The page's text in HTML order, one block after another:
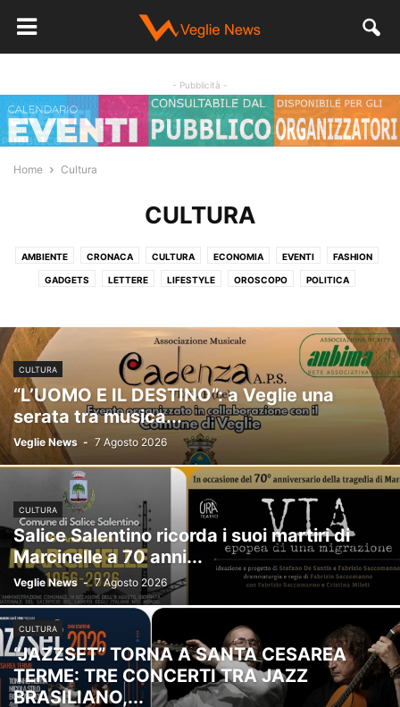
- Pubblicità -
Home Cultura
CULTURA
AMBIENTE CRONACA CULTURA ECONOMIA EVENTI FASHION
GADGETS LETTERE LIFESTYLE OROSCOPO POLITICA
CULTURA
“L’UOMO E IL DESTINO”: a Veglie una
serata tra musica...
Veglie News - 7 Agosto 2026
CULTURA
Salice Salentino ricorda i suoi martiri di
Marcinelle a 70 anni...
Veglie News - 7 Agosto 2026
CULTURA
“JAZZSET” TORNA A SANTA CESAREA
TERME: TRE CONCERTI TRA JAZZ
BRASILIANO,...